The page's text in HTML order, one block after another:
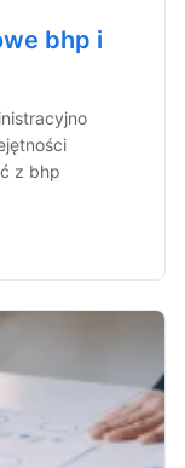
bhp i
z bhp